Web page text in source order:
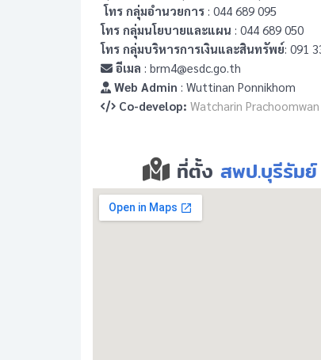
โทร กลุ่มอำนวยการ : 044 689 095
โทร กลุ่มนโยบายและแผน : 044 689 050
โทร กลุ่มบริหารการเงินและสินทรัพย์: 091
อีเมล : brm4@esdc.go.th
Web Admin : Wuttinan Ponnikhom
Co-develop: Watcharin Prachoomwan
ที่ตั้ง สพป.บุรีรัม